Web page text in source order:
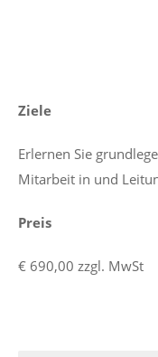
Ziele
Erlernen Sie
Mitarbeit in und
Preis
€ 690,00 zzgl. MwSt